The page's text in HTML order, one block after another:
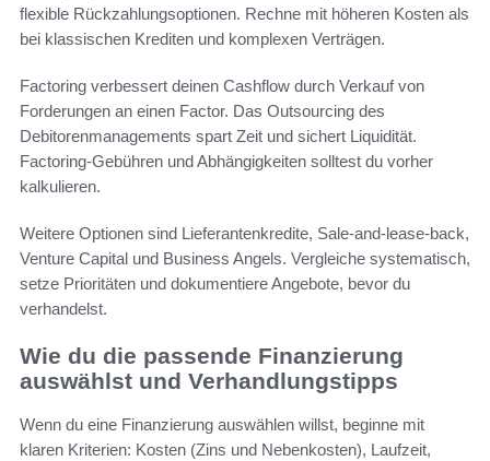
flexible Rückzahlungsoptionen. Rechne mit höheren Kosten als
bei klassischen Krediten und komplexen Verträgen.
Factoring verbessert deinen Cashflow durch Verkauf von
Forderungen an einen Factor. Das Outsourcing des
Debitorenmanagements spart Zeit und sichert Liquidität.
Factoring-Gebühren und Abhängigkeiten solltest du vorher
kalkulieren.
Weitere Optionen sind Lieferantenkredite, Sale-and-lease-back,
Venture Capital und Business Angels. Vergleiche systematisch,
setze Prioritäten und dokumentiere Angebote, bevor du
verhandelst.
Wie du die passende Finanzierung
auswählst und Verhandlungstipps
Wenn du eine Finanzierung auswählen willst, beginne mit
klaren Kriterien: Kosten (Zins und Nebenkosten), Laufzeit,